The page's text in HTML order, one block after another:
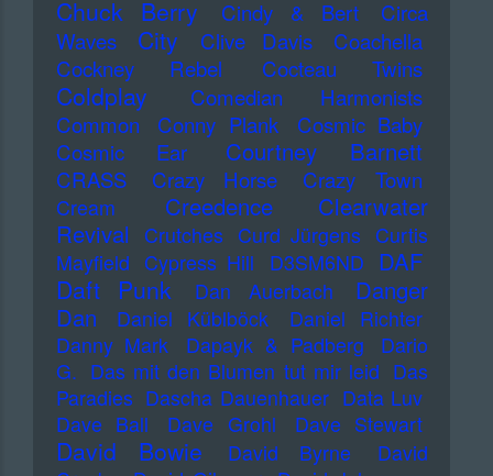
Chuck Berry Cindy & Bert
Circa
Waves
City Clive Davis
Coachella
Cockney Rebel
Cocteau Twins
Coldplay
Comedian Harmonists
Common
Conny Plank
Cosmic Baby
Cosmic Ear
Courtney Barnett
CRASS Crazy Horse Crazy Town
Cream
Creedence Clearwater
Revival
Crutches Curd Jürgens Curtis
Mayfield Cypress Hill D3SM6ND DAF
Daft Punk Dan Auerbach
Danger
Dan
Daniel Küblböck
Daniel Richter
Danny Mark
Dapayk & Padberg
Dario
G. Das mit den Blumen tut mir leid Das
Paradies Dascha Dauenhauer Data Luv
Dave Ball
Dave Grohl Dave Stewart
David Bowie David Byrne
David